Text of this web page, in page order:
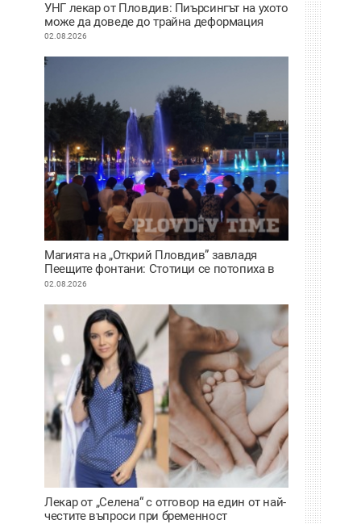
УНГ лекар от Пловдив: Пиърсингът на ухото
може да доведе до трайна деформация
02.08.2026
Магията на „Открий Пловдив” завладя
Пеещите фонтани: Стотици се потопиха в
историята на града под тепетата
02.08.2026
Лекар от „Селена“ с отговор на един от най-
честите въпроси при бременност